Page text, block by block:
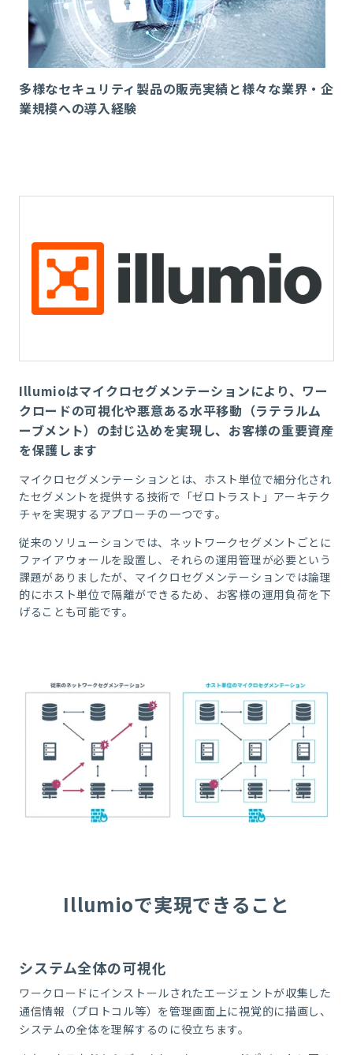
多様なセキュリティ製品の販売実績と様々な業界・企
業規模への導入経験
Illumioはマイクロセグメンテーションにより、ワー
クロードの可視化や悪意ある水平移動（ラテラルム
ーブメント）の封じ込めを実現し、お客様の重要資産
を保護します
マイクロセグメンテーションとは、ホスト単位で細分化され
たセグメントを提供する技術で 「ゼロトラスト」アーキテク
チャを実現するアプローチの一つです。
従来のソリューションでは、ネットワークセグメントごとに
ファイアウォールを設置し、それらの運用管理が必要という
課題がありましたが、マイクロセグメンテーションでは論理
的にホスト単位で隔離ができるため、お客様の運用負荷を下
げることも可能です。
Illumioで実現できること
システム全体の可視化
ワークロードにインストールされたエージェントが収集した
通信情報（プロトコル等）を管理画面上に視覚的に描画し、
システムの全体を理解するのに役立ちます。